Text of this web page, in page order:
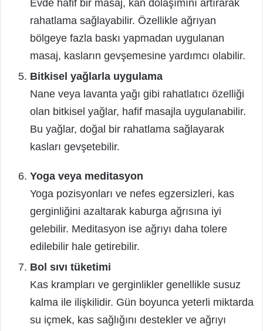
Evde hafif bir masaj, kan dolaşımını artırarak
rahatlama sağlayabilir. Özellikle ağrıyan
bölgeye fazla baskı yapmadan uygulanan
masaj, kasların gevşemesine yardımcı olabilir.
Bitkisel yağlarla uygulama
Nane veya lavanta yağı gibi rahatlatıcı özelliği
olan bitkisel yağlar, hafif masajla uygulanabilir.
Bu yağlar, doğal bir rahatlama sağlayarak
kasları gevşetebilir.
Yoga veya meditasyon
Yoga pozisyonları ve nefes egzersizleri, kas
gerginliğini azaltarak kaburga ağrısına iyi
gelebilir. Meditasyon ise ağrıyı daha tolere
edilebilir hale getirebilir.
Bol sıvı tüketimi
Kas krampları ve gerginlikler genellikle susuz
kalma ile ilişkilidir. Gün boyunca yeterli miktarda
su içmek, kas sağlığını destekler ve ağrıyı